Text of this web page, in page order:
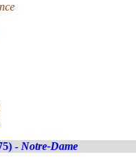
- Notre-Dame